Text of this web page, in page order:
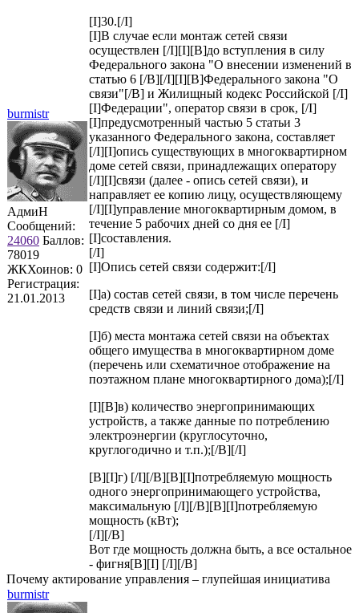
burmistr
АдмиН
Сообщений:
24060 Баллов:
78019
ЖКХоинов: 0
Регистрация:
21.01.2013
[I]30.[/I]
[I]В случае если монтаж сетей связи
осуществлен [/I][I][B]до вступления в силу
Федерального закона "О внесении изменений в
статью 6 [/B][/I][I][B]Федерального закона "О
связи"[/B] и Жилищный кодекс Российской [/I]
[I]Федерации", оператор связи в срок, [/I]
[I]предусмотренный частью 5 статьи 3
указанного Федерального закона, составляет
[/I][I]опись существующих в многоквартирном
доме сетей связи, принадлежащих оператору
[/I][I]связи (далее - опись сетей связи), и
направляет ее копию лицу, осуществляющему
[/I][I]управление многоквартирным домом, в
течение 5 рабочих дней со дня ее [/I]
[I]составления.
[/I]
[I]Опись сетей связи содержит:[/I]
[I]а) состав сетей связи, в том числе перечень
средств связи и линий связи;[/I]
[I]б) места монтажа сетей связи на объектах
общего имущества в многоквартирном доме
(перечень или схематичное отображение на
поэтажном плане многоквартирного дома);[/I]
[I][B]в) количество энергопринимающих
устройств, а также данные по потреблению
электроэнергии (круглосуточно,
круглогодично и т.п.);[/B][/I]
[B][I]г) [/I][/B][B][I]потребляемую мощность
одного энергопринимающего устройства,
максимальную [/I][/B][B][I]потребляемую
мощность (кВт);
[/I][/B]
Вот где мощность должна быть, а все остальное
- фигня[B][I] [/I][/B]
Почему актирование управления – глупейшая инициатива
burmistr